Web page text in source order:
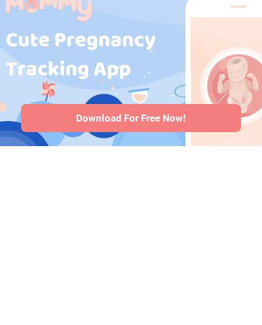
Medikamente
während der
Schwangerschaft·
Gesundheitsprobleme
bei Babys·Artikel ·
Redaktionelle
RichtlinieDownload For Free Now!